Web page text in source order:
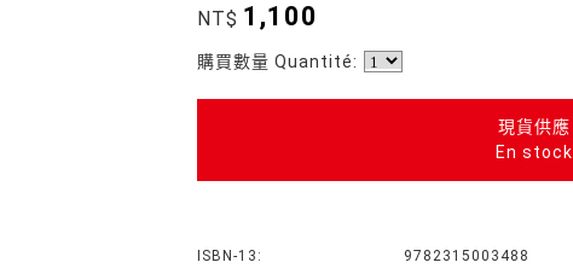
NT$ 1,100
購買數量 Quantité:
現貨供應
En stock
ISBN-13:
9782315003488